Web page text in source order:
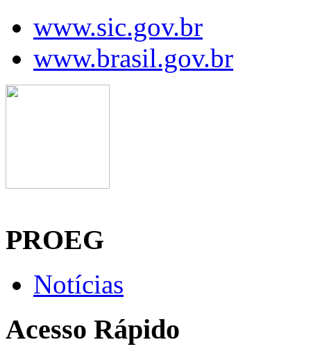
www.sic.gov.br
www.brasil.gov.br
PROEG
Notícias
Acesso Rápido